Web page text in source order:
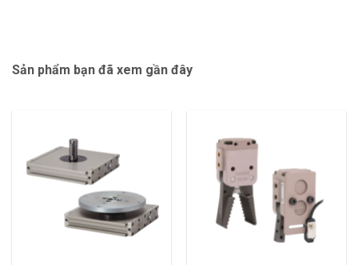
Sản phẩm bạn đã xem gần đây